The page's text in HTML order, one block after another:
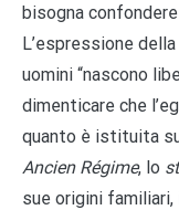
bisogna confondere
L’espressione
uomini “nascono
dimenticare che
quanto è istituita
Ancien Régime, lo
sue origini familiari,